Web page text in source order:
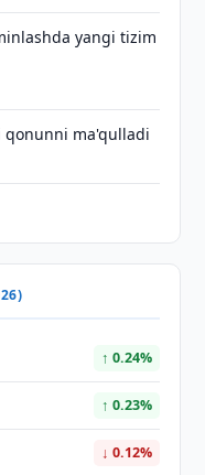
yangi tizim
qonunni ma'qulladi
↑ 0.24%
↑ 0.23%
↓ 0.12%